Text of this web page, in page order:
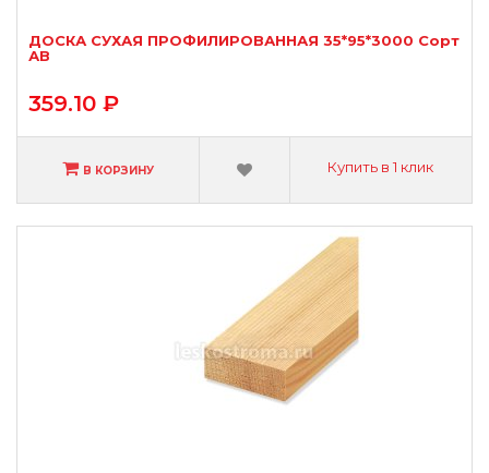
ДОСКА СУХАЯ ПРОФИЛИРОВАННАЯ 35*95*3000 Сорт
АВ
359.10 ₽
В КОРЗИНУ Купить в 1 клик